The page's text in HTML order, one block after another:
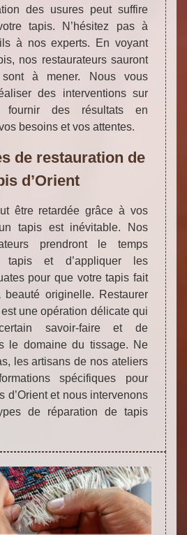
des usures peut suffire
tapis. N’hésitez pas à
à nos experts. En voyant
nos restaurateurs sauront
à mener. Nous vous
des interventions sur
des résultats en
besoins et vos attentes.
de restauration de
d’Orient
être retardée grâce à vos
tapis est inévitable. Nos
prendront le temps
tapis et d’appliquer les
pour que votre tapis fait
beauté originelle. Restaurer
une opération délicate qui
savoir-faire et de
le domaine du tissage. Ne
les artisans de nos ateliers
spécifiques pour
d’Orient et nous intervenons
de réparation de tapis